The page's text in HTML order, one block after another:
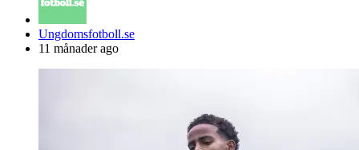
Posted
by
Ungdomsfotboll.se
11 månader ago